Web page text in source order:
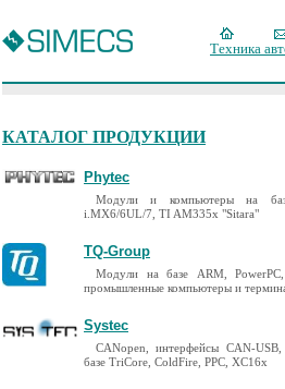
Техника
КАТАЛОГ ПРОДУКЦИИ
Phytec
Модули и компьютеры на
i.MX6/6UL/7, TI AM335x "Sitara"
TQ-Group
Модули на базе ARM,
промышленные компьютеры и
Systec
CANopen, интерфейсы CAN-
базе TriCore, ColdFire, PPC, XC16x